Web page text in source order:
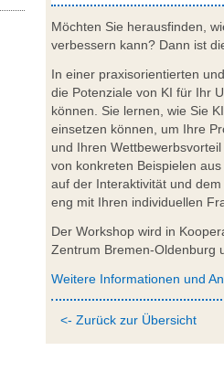
Möchten Sie herausfinden,
verbessern kann? Dann ist
In einer praxisorientierten
die Potenziale von KI für Ihr
können. Sie lernen, wie Sie
einsetzen können, um Ihre
und Ihren
von konkreten Beispielen
auf der Interaktivität und
eng mit Ihren individuellen
Der Workshop wird in
Zentrum Bremen-Oldenburg
Weitere Informationen und
<- Zurück zur Übersicht